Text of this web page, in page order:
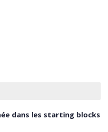
dans les starting blocks